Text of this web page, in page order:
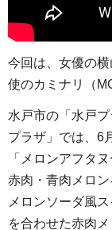
今回は、女優の
使のカミナリ（
水戸市の「水戸
プラザ」では、6
「メロンアフタ
赤肉・青肉メロ
メロンソーダ風
を合わせた赤肉